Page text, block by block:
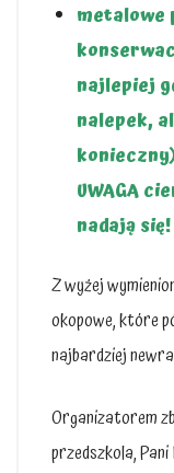
metalowe
najlepiej
nalepek,
UWAGA
nadają się!
Z wyżej
okopowe, które
najbardziej
Organizatorem
przedszkola,